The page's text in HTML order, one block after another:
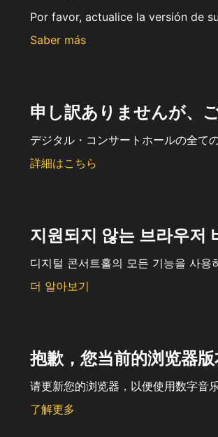
Por favor, actualice la versión de
Saber más
申し訳ありませんが、
デジタル・コンサートホールの全て
詳細はこちら
지원되지 않는 브라우저
디지털 콘서트홀의 모든 기능을 사
더 알아보기
抱歉，您当前的浏览器
请更新您的浏览器，以便使用数字音
了解更多